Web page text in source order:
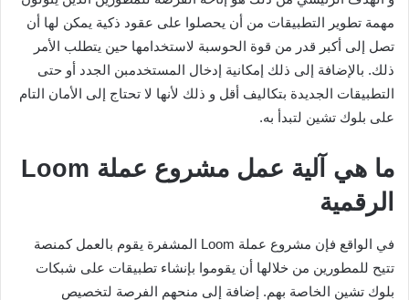
مهمة تطوير التطبيقات من أن يحصلوا على عقود ذكية يمكن لها أن
تصل إلى أكبر قدر من قوة الحوسبة لاستخدامها حين يتطلب الأمر
ذلك. بالإضافة إلى ذلك إمكانية إدخال المستخدمبن الجدد أو حتى
التطبيقات الجديدة بتكاليف أقل و ذلك لأنها لا تحتاج إلى الأمان التام
على بلوك تشين لتبدأ به.
ما هي آلية عمل مشروع عملة Loom
الرقمية
في الواقع فإن مشروع عملة Loom المشفرة يقوم بالعمل كمنصة
تتيح للمطورين من خلالها أن يقوموا بإنشاء تطبيقات على شبكات
بلوك تشين الخاصة بهم. إضافة إلى منحهم الفرصة لتخصيص